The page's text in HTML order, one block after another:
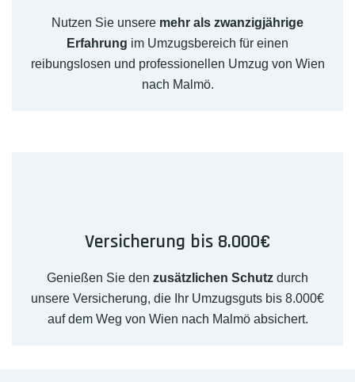
Nutzen Sie unsere mehr als zwanzigjährige
Erfahrung im Umzugsbereich für einen
reibungslosen und professionellen Umzug von Wien
nach Malmö.
Versicherung bis 8.000€
Genießen Sie den zusätzlichen Schutz durch
unsere Versicherung, die Ihr Umzugsguts bis 8.000€
auf dem Weg von Wien nach Malmö absichert.